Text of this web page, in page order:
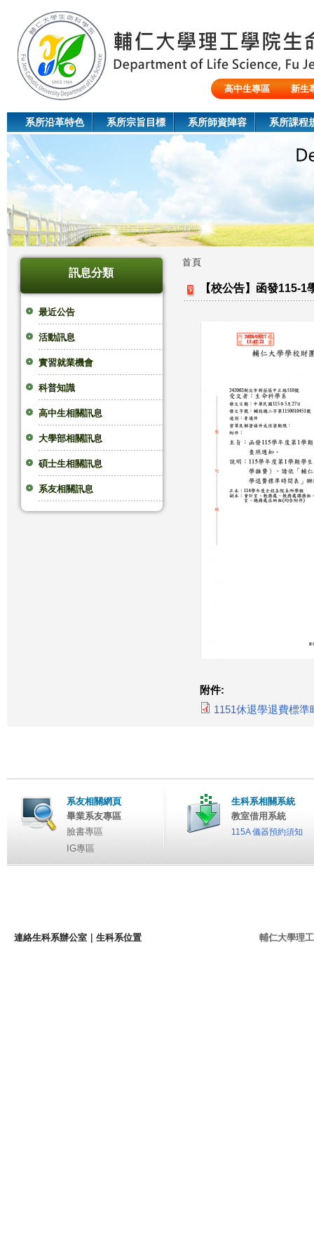
高中生專區
新生
系所沿革特色 系所宗旨目標 系所師資陣容 系所課程
訊息分類
最近公告
活動訊息
實習就業機會
科普知識
高中生相關訊息
大學部相關訊息
碩士生相關訊息
系友相關訊息
您
首頁
【校公告】函發115-
附件:
1151休退學退費標準
系友相關網頁
畢業系友專區
臉書專區
IG專區
生科系相關系統
教室借用系統
115A 儀器預約須知
連絡生科系辦公室 生科系位置 輔仁大學理